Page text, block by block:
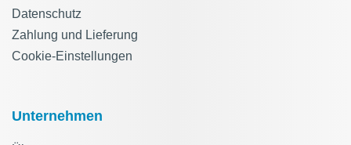
Datenschutz
Zahlung und Lieferung
Cookie-Einstellungen
Unternehmen